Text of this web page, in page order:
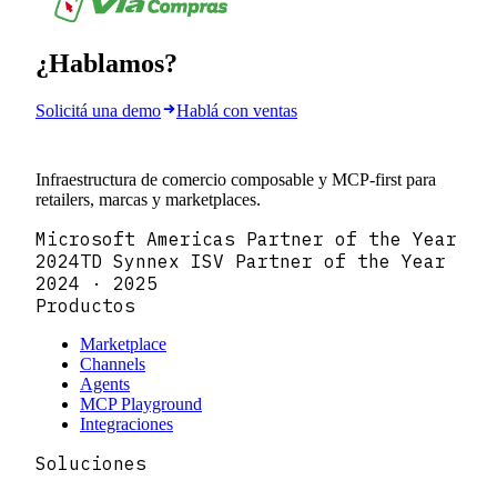
¿Hablamos?
Solicitá una demo Hablá con ventas
Infraestructura de comercio composable y MCP-first para
retailers, marcas y marketplaces.
Microsoft Americas Partner of the Year
2024TD Synnex ISV Partner of the Year
2024 · 2025
Productos
Marketplace
Channels
Agents
MCP Playground
Integraciones
Soluciones